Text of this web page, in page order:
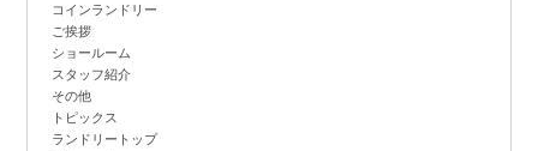
コインランドリー
ご挨拶
ショールーム
スタッフ紹介
その他
トピックス
ランドリートップ